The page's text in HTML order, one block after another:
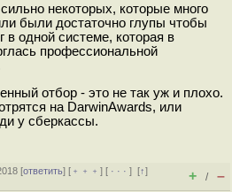
некоторых, которые много
были достаточно глупы чтобы
в одной системе, которая в
профессиональной
отбор - это не так уж и плохо.
на DarwinAwards, или
у сберкассы.
[ответить] [ ﹢﹢﹢] [ · · ·][↑]
+ / –